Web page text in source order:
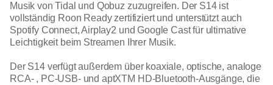
Musik von Tidal und Qobuz zuzugreifen. Der S14 ist
vollständig Roon Ready zertifiziert und unterstützt auch
Spotify Connect, Airplay2 und Google Cast für ultimative
Leichtigkeit beim Streamen Ihrer Musik.
Der S14 verfügt außerdem über koaxiale, optische, analoge
RCA- , PC-USB- und aptXTM HD-Bluetooth-Ausgänge, die